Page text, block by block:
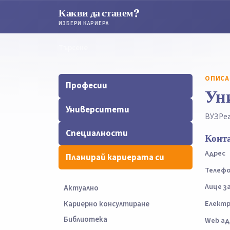
Какви да станем?
ИЗБЕРИ КАРИЕРА
Професии
Университети
Специалности
Планирай кариерата си
Актуално
Кариерно консултиране
Библиотека
ВУЗ
Адрес
Лице
Web